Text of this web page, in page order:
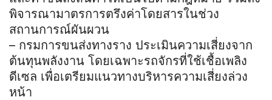
พิจารณามาตรการตรึงค่าโดยสารในช่วง
สถานการณ์ผันผวน
– กรมการขนส่งทางราง ประเมินความเสี่ยงจาก
ต้นทุนพลังงาน โดยเฉพาะรถจักรที่ใช้เชื้อเพลิง
ดีเซล เพื่อเตรียมแนวทางบริหารความเสี่ยงล่วง
หน้า